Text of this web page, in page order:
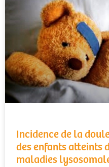
Incidence de la
des enfants atteints
maladies